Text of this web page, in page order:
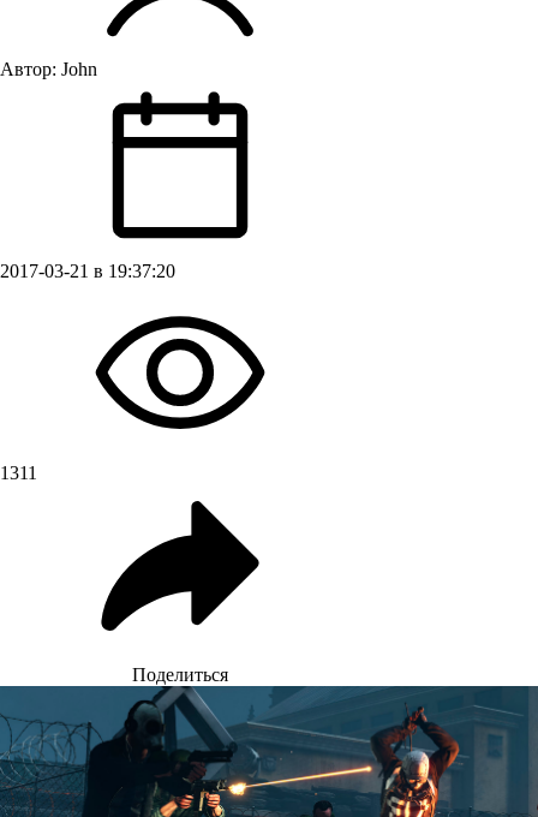
Автор: John
2017-03-21 в 19:37:20
1311
Поделиться